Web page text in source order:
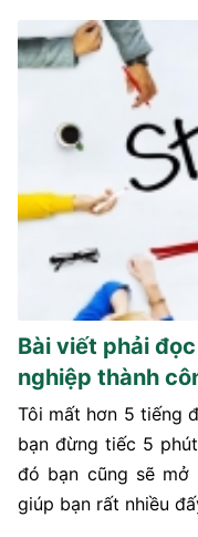
Bài viết phải
nghiệp thành
Tôi mất hơn 5 tiếng
bạn đừng tiếc 5
đó bạn cũng sẽ mở
giúp bạn rất nhiều